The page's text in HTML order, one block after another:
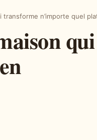
transforme n’importe quel